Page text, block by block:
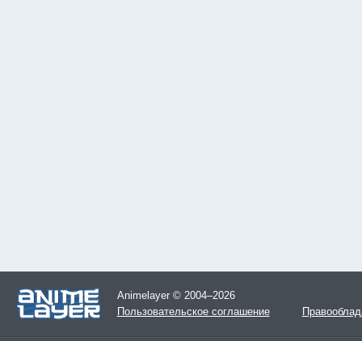
Animelayer © 2004–2026
Пользовательское соглашение